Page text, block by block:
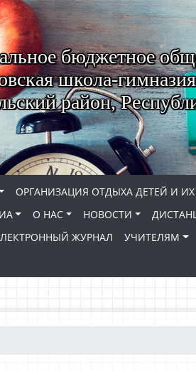
бюджетное
школа-
район,
ОРГАНИЗАЦИЯ ОТДЫХА ДЕТЕЙ И
О НАС НОВОСТИ
ЖУРНАЛ УЧИТЕЛЯМ